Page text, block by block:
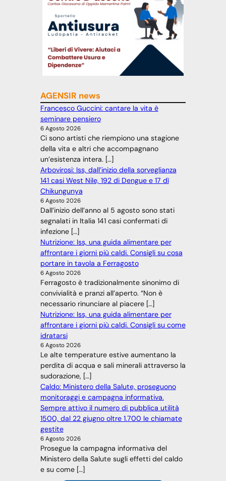
AGENSIR news
Francesco Guccini: cantare la vita è
seminare pensiero
6 Agosto 2026
Ci sono artisti che riempiono una stagione
della vita e altri che accompagnano
un’esistenza intera. […]
Arbovirosi: Iss, dall’inizio della sorveglianza
141 casi West Nile, 192 di Dengue e 17 dì
Chikungunya
6 Agosto 2026
Dall’inizio dell’anno al 5 agosto sono stati
segnalati in Italia 141 casi confermati di
infezione […]
Nutrizione: Iss, una guida alimentare per
affrontare i giorni più caldi. Consigli su cosa
portare in tavola a Ferragosto
6 Agosto 2026
Ferragosto è tradizionalmente sinonimo di
convivialità e pranzi all’aperto. “Non è
necessario rinunciare al piacere […]
Nutrizione: Iss, una guida alimentare per
affrontare i giorni più caldi. Consigli su come
idratarsi
6 Agosto 2026
Le alte temperature estive aumentano la
perdita di acqua e sali minerali attraverso la
sudorazione, […]
Caldo: Ministero della Salute, proseguono
monitoraggi e campagna informativa.
Sempre attivo il numero di pubblica utilità
1500, dal 22 giugno oltre 1.700 le chiamate
gestite
6 Agosto 2026
Prosegue la campagna informativa del
Ministero della Salute sugli effetti del caldo
e su come […]